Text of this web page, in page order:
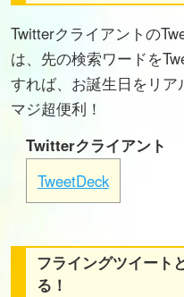
Twitterクライアントの
は、先の検索ワードを
すれば、お誕生日をリア
マジ超便利！
Twitterクライアント
TweetDeck
フライングツイート
る！